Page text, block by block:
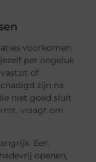
voorkomen.
per ongeluk
of
zijn na
niet goed sluit
vraagt om
Een
openen,